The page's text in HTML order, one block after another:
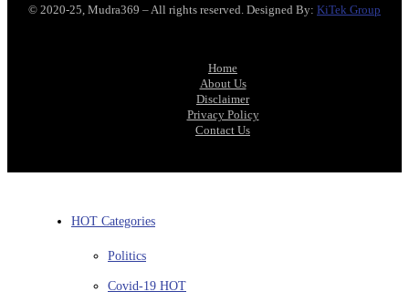
© 2020-25, Mudra369 – All rights reserved. Designed By: KiTek Group
Home
About Us
Disclaimer
Privacy Policy
Contact Us
HOT Categories
Politics
Covid-19 HOT